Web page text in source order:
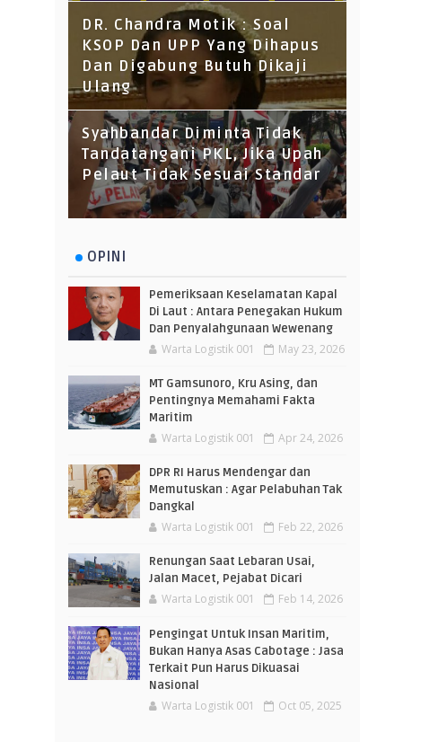
DR. Chandra Motik : Soal
KSOP Dan UPP Yang Dihapus
Dan Digabung Butuh Dikaji
Ulang
Syahbandar Diminta Tidak
Tandatangani PKL, Jika Upah
Pelaut Tidak Sesuai Standar
OPINI
Pemeriksaan Keselamatan Kapal
Di Laut : Antara Penegakan Hukum
Dan Penyalahgunaan Wewenang
Warta Logistik 001 May 23, 2026
MT Gamsunoro, Kru Asing, dan
Pentingnya Memahami Fakta
Maritim
Warta Logistik 001 Apr 24, 2026
DPR RI Harus Mendengar dan
Memutuskan : Agar Pelabuhan Tak
Dangkal
Warta Logistik 001 Feb 22, 2026
Renungan Saat Lebaran Usai,
Jalan Macet, Pejabat Dicari
Warta Logistik 001 Feb 14, 2026
Pengingat Untuk Insan Maritim,
Bukan Hanya Asas Cabotage : Jasa
Terkait Pun Harus Dikuasai
Nasional
Warta Logistik 001 Oct 05, 2025